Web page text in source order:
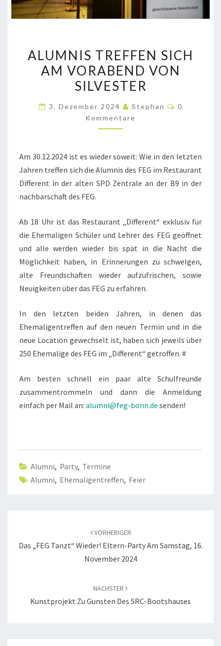
TREFFEN
SICH
AM
VON
ALUMNIS TREFFEN SICH
AM VORABEND VON
SILVESTER
3. Dezember 2024 Stephan
0
Kommentare
Am 30.12.2024 ist es wieder soweit: Wie in den letzten
Jahren treffen sich die Alumnis des FEG im Restaurant
Different in der alten SPD Zentrale an der B9 in der
nachbarschaft des FEG.
Ab 18 Uhr ist das Restaurant „Different“ exklusiv für
die Ehemaligen Schüler und Lehrer des FEG geöffnet
und alle werden wieder bis spät in die Nacht die
Möglichkeit haben, in Erinnerungen zu schwelgen,
alte Freundschaften wieder aufzufrischen, sowie
Neuigkeiten über das FEG zu erfahren.
In den letzten beiden Jahren, in denen das
Ehemaligentreffen auf den neuen Termin und in die
neue Location gewechselt ist, haben sich jeweils über
250 Ehemalige des FEG im „Different“ getroffen. #
Am besten schnell ein paar alte Schulfreunde
zusammentrommeln und dann die Anmeldung
einfach per Mail an: alumni@feg-bonn.de senden!
Alumni, Party, Termine
Alumni, Ehemaligentreffen, Feier
VORHERIGER
Das „FEG Tanzt“ Wieder! Eltern-Party Am Samstag, 16.
November 2024
NÄCHSTER
Kunstprojekt Zu Gunsten Des SRC-Bootshauses